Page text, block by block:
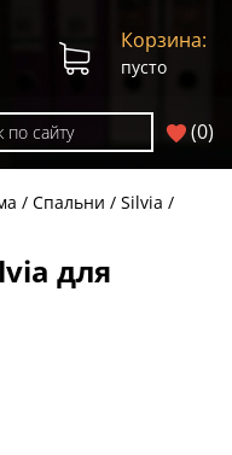
(0)
Корзина:
пусто
Спальни
Silvia
для